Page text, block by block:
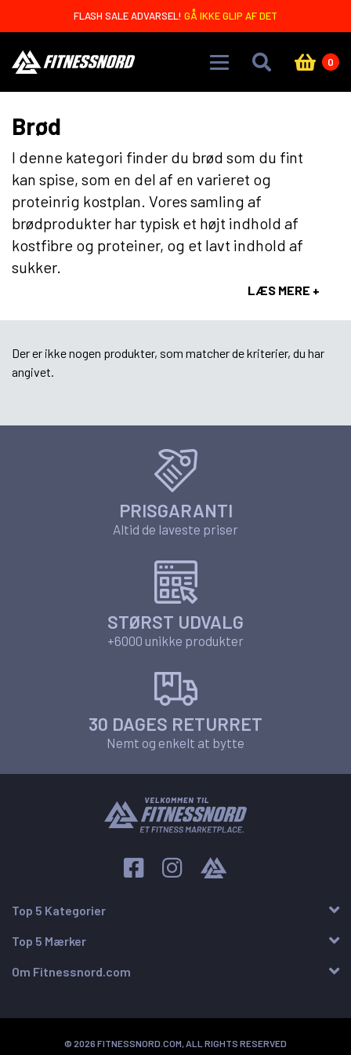
FLASH SALE ADVARSEL! GÅ IKKE GLIP AF DET
0
Brød
I denne kategori finder du brød som du fint
kan spise, som en del af en varieret og
proteinrig kostplan. Vores samling af
brødprodukter har typisk et højt indhold af
kostfibre og proteiner, og et lavt indhold af
sukker.
LÆS MERE +
Der er ikke nogen produkter, som matcher de kriterier, du har
angivet.
PRISGARANTI
Altid de laveste priser
STØRST UDVALG
+6000 unikke produkter
30 DAGES RETURRET
Nemt og enkelt at bytte
Top 5 Kategorier
Top 5 Mærker
Om Fitnessnord.com
© 2026 FITNESSNORD.COM, ALL RIGHTS RESERVED